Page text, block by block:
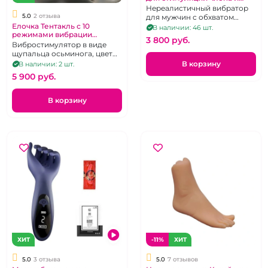
5.0 2 отзыва
Елочка Тентакль с 10
режимами вибрации
"Осьминог"
Вибростимулятор в виде
щупальца осьминога, цвет
хамелеон на USB
В наличии: 2 шт.
5 900 pуб.
В корзину
техники Double Pussy
"Experiense" фиолетовый
Нереалистичный вибратор
для мужчин с обхватом
ствола - Рогатка
В наличии: 46 шт.
3 800 pуб.
В корзину
ХИТ
5.0 3 отзыва
-11% ХИТ
5.0 7 отзывов